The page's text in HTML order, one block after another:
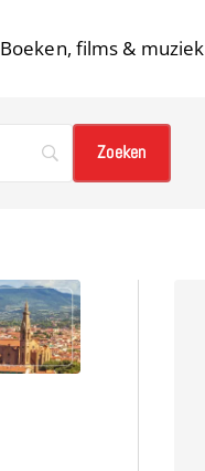
Boeken, films & muziek